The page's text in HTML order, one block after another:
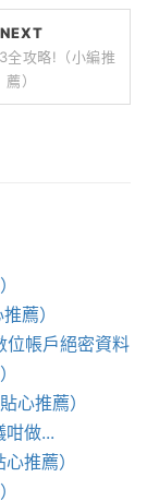
NEXT
全攻略!（小編推
薦）
薦）
位帳戶絕密資料
心推薦）
做...
推薦）